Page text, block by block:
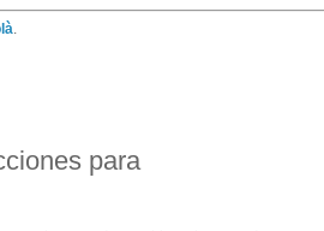
.
para